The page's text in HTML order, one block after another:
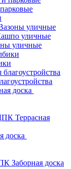
уличные
уличные
уличные
доска
Террасная
доска
Заборная доска